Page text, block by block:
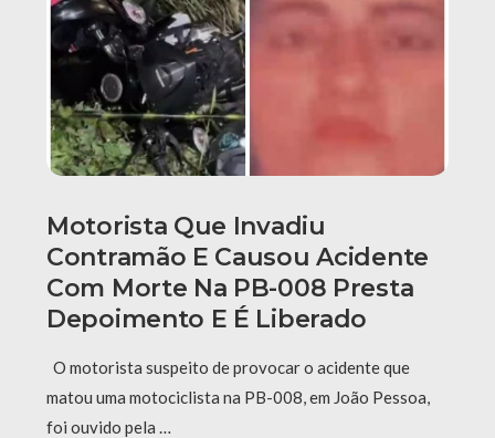
Motorista Que Invadiu
Contramão E Causou Acidente
Com Morte Na PB-008 Presta
Depoimento E É Liberado
O motorista suspeito de provocar o acidente que
matou uma motociclista na PB-008, em João Pessoa,
foi ouvido pela …